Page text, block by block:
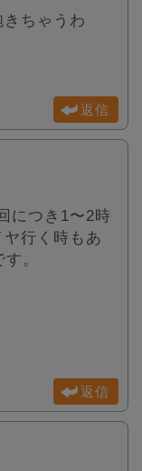
ちゃうわ
返信
につき1〜2時
行く時もあ
。
返信